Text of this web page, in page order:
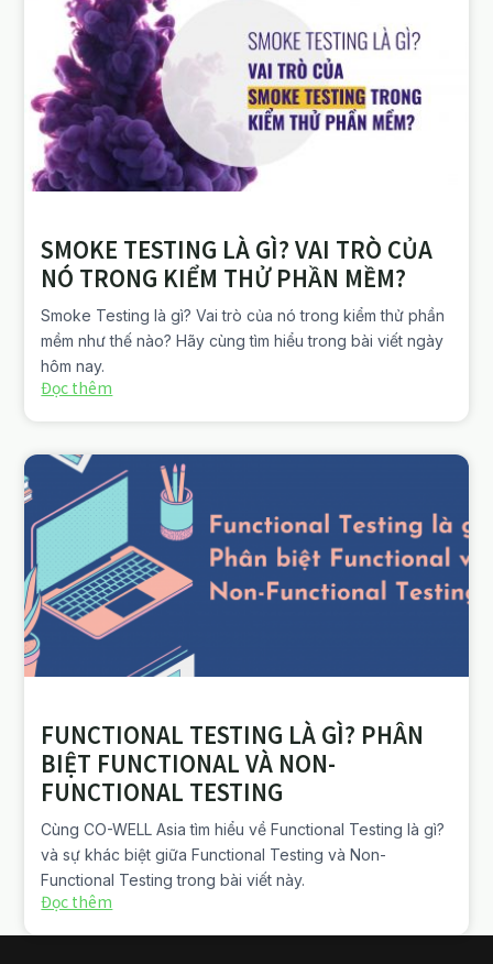
SMOKE TESTING LÀ GÌ? VAI TRÒ CỦA
NÓ TRONG KIỂM THỬ PHẦN MỀM?
Smoke Testing là gì? Vai trò của nó trong kiểm thử phần
mềm như thế nào? Hãy cùng tìm hiểu trong bài viết ngày
hôm nay.
Đọc thêm
FUNCTIONAL TESTING LÀ GÌ? PHÂN
BIỆT FUNCTIONAL VÀ NON-
FUNCTIONAL TESTING
Cùng CO-WELL Asia tìm hiểu về Functional Testing là gì?
và sự khác biệt giữa Functional Testing và Non-
Functional Testing trong bài viết này.
Đọc thêm